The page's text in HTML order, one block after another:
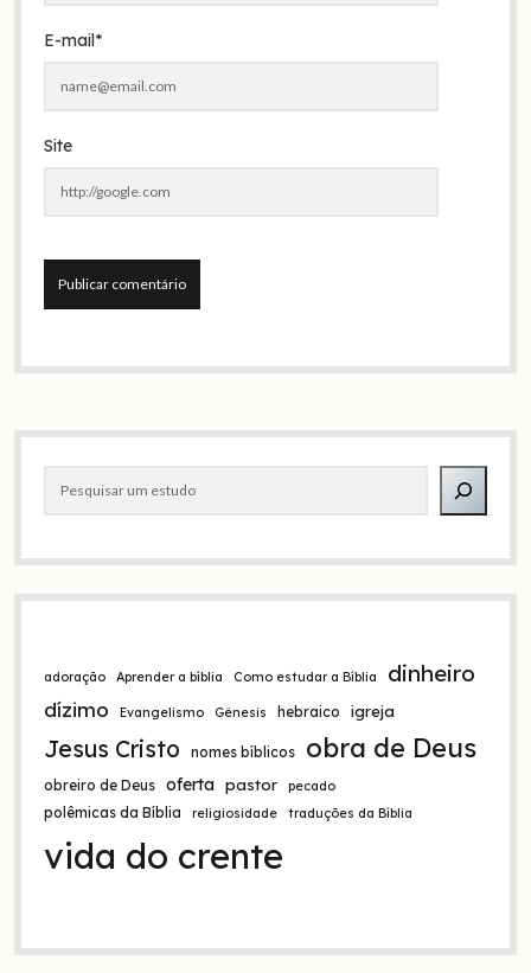
E-mail*
Site
l
i
Barra
lateral
adoração Aprender a bíblia Como estudar a Bíblia dinheiro
dízimo Evangelismo Gênesis hebraico igreja
Jesus Cristo nomes bíblicos obra de Deus
obreiro de Deus oferta pastor pecado
polêmicas da Bíblia religiosidade traduções da Bíblia
vida do crente